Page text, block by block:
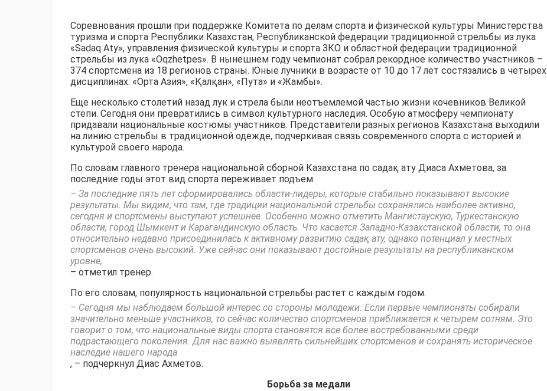
Соревнования прошли при поддержке Комитета по делам спорта и физической культуры Министерства
туризма и спорта Республики Казахстан, Республиканской федерации традиционной стрельбы из лука
«Sadaq Aty», управления физической культуры и спорта ЗКО и областной федерации традиционной
стрельбы из лука «Oqzhetpes». В нынешнем году чемпионат собрал рекордное количество участников –
374 спортсмена из 18 регионов страны. Юные лучники в возрасте от 10 до 17 лет состязались в четырех
дисциплинах: «Орта Азия», «Қалқан», «Пута» и «Жамбы».
Еще несколько столетий назад лук и стрела были неотъемлемой частью жизни кочевников Великой
степи. Сегодня они превратились в символ культурного наследия. Особую атмосферу чемпионату
придавали национальные костюмы участников. Представители разных регионов Казахстана выходили
на линию стрельбы в традиционной одежде, подчеркивая связь современного спорта с историей и
культурой своего народа.
По словам главного тренера национальной сборной Казахстана по садақ ату Диаса Ахметова, за
последние годы этот вид спорта переживает подъем.
– За последние пять лет сформировались области-лидеры, которые стабильно показывают высокие
результаты. Мы видим, что там, где традиции национальной стрельбы сохранялись наиболее активно,
сегодня и спортсмены выступают успешнее. Особенно можно отметить Мангистаускую, Туркестанскую
области, город Шымкент и Карагандинскую область. Что касается Западно-Казахстанской области, то она
относительно недавно присоединилась к активному развитию садақ ату, однако потенциал у местных
спортсменов очень высокий. Уже сейчас они показывают достойные результаты на республиканском
уровне,
– отметил тренер.
По его словам, популярность национальной стрельбы растет с каждым годом.
– Сегодня мы наблюдаем большой интерес со стороны молодежи. Если первые чемпионаты собирали
значительно меньше участников, то сейчас количество спортсменов приближается к четырем сотням. Это
говорит о том, что национальные виды спорта становятся все более востребованными среди
подрастающего поколения. Для нас важно выявлять сильнейших спортсменов и сохранять историческое
наследие нашего народа
, – подчеркнул Диас Ахметов.
Борьба за медали